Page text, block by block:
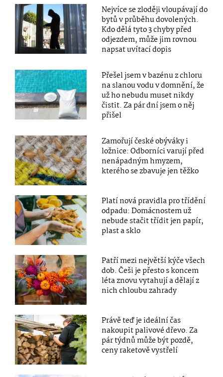
Nejvíce se zloději vloupávají do
bytů v průběhu dovolených.
Kdo dělá tyto 3 chyby před
odjezdem, může jim rovnou
napsat uvítací dopis
Přešel jsem v bazénu z chloru
na slanou vodu v domnění, že
už ho nebudu muset nikdy
čistit. Za pár dní jsem o něj
přišel
Zamořují české obýváky i
ložnice: Odborníci varují před
nenápadným hmyzem,
kterého se zbavuje jen těžko
Platí nová pravidla pro třídění
odpadu: Domácnostem už
nebude stačit třídit jen papír,
plast a sklo
Patří mezi největší kýče všech
dob. Češi je přesto s koncem
léta znovu vytahují a dělají z
nich chloubu zahrady
Právě teď je ideální čas
nakoupit palivové dřevo. Za
pár týdnů může být pozdě,
ceny raketově vystřelí